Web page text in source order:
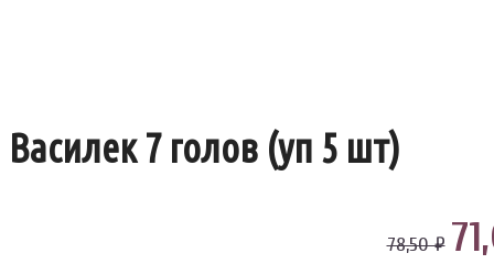
Василек 7 голов (уп 5 шт)
78,50 ₽